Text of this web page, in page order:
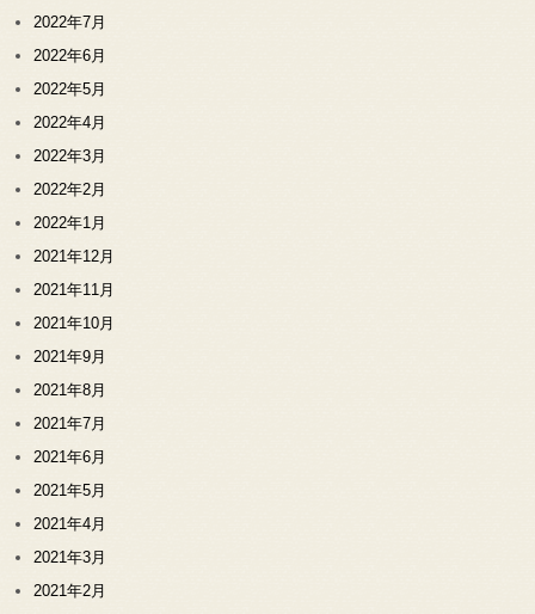
2022年7月
2022年6月
2022年5月
2022年4月
2022年3月
2022年2月
2022年1月
2021年12月
2021年11月
2021年10月
2021年9月
2021年8月
2021年7月
2021年6月
2021年5月
2021年4月
2021年3月
2021年2月